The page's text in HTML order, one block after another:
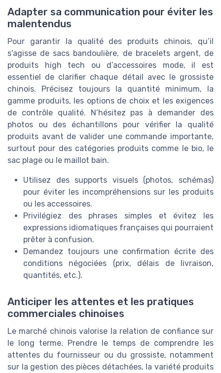
Adapter sa communication pour éviter les
malentendus
Pour garantir la qualité des produits chinois, qu’il
s’agisse de sacs bandoulière, de bracelets argent, de
produits high tech ou d’accessoires mode, il est
essentiel de clarifier chaque détail avec le grossiste
chinois. Précisez toujours la quantité minimum, la
gamme produits, les options de choix et les exigences
de contrôle qualité. N’hésitez pas à demander des
photos ou des échantillons pour vérifier la qualité
produits avant de valider une commande importante,
surtout pour des catégories produits comme le bio, le
sac plage ou le maillot bain.
Utilisez des supports visuels (photos, schémas)
pour éviter les incompréhensions sur les produits
ou les accessoires.
Privilégiez des phrases simples et évitez les
expressions idiomatiques françaises qui pourraient
prêter à confusion.
Demandez toujours une confirmation écrite des
conditions négociées (prix, délais de livraison,
quantités, etc.).
Anticiper les attentes et les pratiques
commerciales chinoises
Le marché chinois valorise la relation de confiance sur
le long terme. Prendre le temps de comprendre les
attentes du fournisseur ou du grossiste, notamment
sur la gestion des pièces détachées, la variété produits